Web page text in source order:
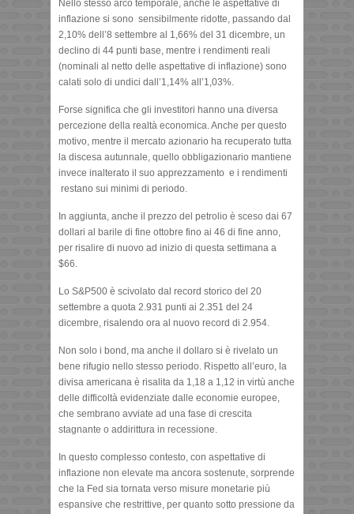
Nello stesso arco temporale, anche le aspettative di
inflazione si sono sensibilmente ridotte, passando dal
2,10% dell’8 settembre al 1,66% del 31 dicembre, un
declino di 44 punti base, mentre i rendimenti reali
(nominali al netto delle aspettative di inflazione) sono
calati solo di undici dall’1,14% all’1,03%.
Forse significa che gli investitori hanno una diversa
percezione della realtà economica. Anche per questo
motivo, mentre il mercato azionario ha recuperato tutta
la discesa autunnale, quello obbligazionario mantiene
invece inalterato il suo apprezzamento e i rendimenti
restano sui minimi di periodo.
In aggiunta, anche il prezzo del petrolio è sceso dai 67
dollari al barile di fine ottobre fino ai 46 di fine anno,
per risalire di nuovo ad inizio di questa settimana a
$66.
Lo S&P500 è scivolato dal record storico del 20
settembre a quota 2.931 punti ai 2.351 del 24
dicembre, risalendo ora al nuovo record di 2.954.
Non solo i bond, ma anche il dollaro si è rivelato un
bene rifugio nello stesso periodo. Rispetto all’euro, la
divisa americana è risalita da 1,18 a 1,12 in virtù anche
delle difficoltà evidenziate dalle economie europee,
che sembrano avviate ad una fase di crescita
stagnante o addirittura in recessione.
In questo complesso contesto, con aspettative di
inflazione non elevate ma ancora sostenute, sorprende
che la Fed sia tornata verso misure monetarie più
espansive che restrittive, per quanto sotto pressione da